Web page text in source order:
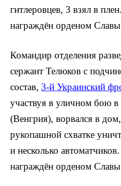
гитлеровцев, 3 взял в
награждён орденом Славы
Командир отделения
сер­жант Телюков с
состав, 3-й Украинский
уча­ствуя в уличном бою
(Венгрия), ворвался в
рукопашной схватке
и несколько
награждён орденом Славы